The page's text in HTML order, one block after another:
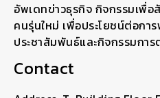
อัพเดทข่าวธุรกิจ กิจกรรมเพื่อ
คนรุ่นใหม่ เพื่อประโยชน์ต่อกา
ประชาสัมพันธ์และกิจกรรมกา
Contact